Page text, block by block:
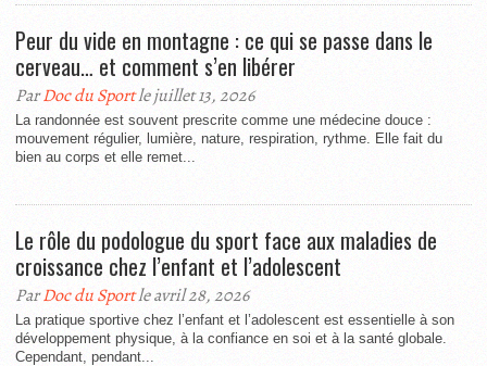
Peur du vide en montagne : ce qui se passe dans le
cerveau… et comment s’en libérer
ParDoc du Sportle juillet 13, 2026
La randonnée est souvent prescrite comme une médecine douce :
mouvement régulier, lumière, nature, respiration, rythme. Elle fait du
bien au corps et elle remet...
Le rôle du podologue du sport face aux maladies de
croissance chez l’enfant et l’adolescent
ParDoc du Sportle avril 28, 2026
La pratique sportive chez l’enfant et l’adolescent est essentielle à son
développement physique, à la confiance en soi et à la santé globale.
Cependant, pendant...